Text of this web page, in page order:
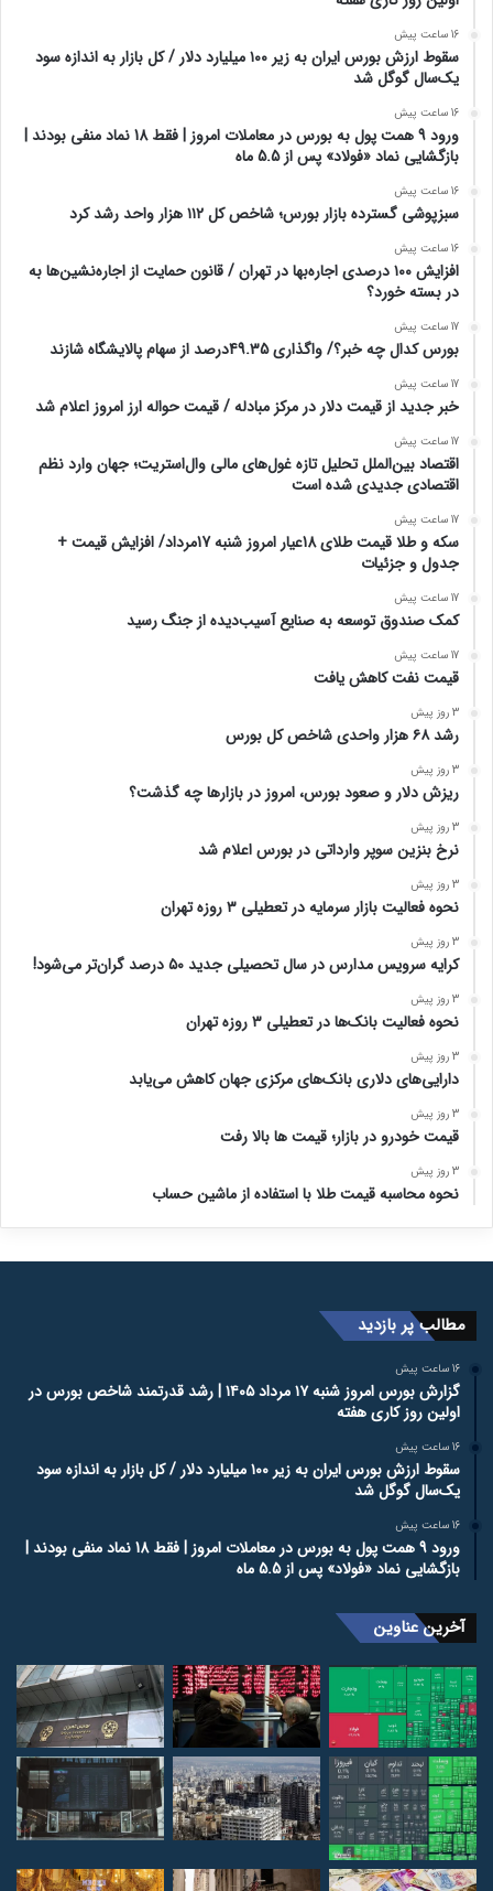
16 ساعت پیش
سقوط ارزش بورس ایران به زیر ۱۰۰ میلیارد دلار / کل بازار به اندازه سود
یک‌سال گوگل شد
16 ساعت پیش
ورود 9 همت پول به بورس در معاملات امروز | فقط 18 نماد منفی بودند |
بازگشایی نماد «فولاد» پس از 5.5 ماه
16 ساعت پیش
سبزپوشی گسترده بازار بورس؛ شاخص کل ۱۱۲ هزار واحد رشد کرد
16 ساعت پیش
افزایش ۱۰۰ درصدی اجاره‌بها در تهران / قانون حمایت از اجاره‌نشین‌ها به
در بسته خورد؟
17 ساعت پیش
بورس کدال چه خبر؟/ واگذاری 49.35درصد از سهام پالایشگاه شازند
17 ساعت پیش
خبر جدید از قیمت دلار در مرکز مبادله / قیمت حواله ارز امروز اعلام شد
17 ساعت پیش
اقتصاد بین‌الملل تحلیل تازه غول‌های مالی وال‌استریت؛ جهان وارد نظم
اقتصادی جدیدی شده است
17 ساعت پیش
سکه و طلا قیمت طلای 18عیار امروز شنبه 17مرداد/ افزایش قیمت +
جدول و جزئیات
17 ساعت پیش
کمک صندوق توسعه به صنایع آسیب‌دیده از جنگ رسید
17 ساعت پیش
قیمت نفت کاهش یافت
3 روز پیش
رشد ۶۸ هزار واحدی شاخص کل بورس
3 روز پیش
ریزش دلار و صعود بورس، امروز در بازارها چه گذشت؟
3 روز پیش
نرخ بنزین سوپر وارداتی در بورس اعلام شد
3 روز پیش
نحوه فعالیت بازار سرمایه در تعطیلی ۳ روزه تهران
3 روز پیش
کرایه سرویس مدارس در سال تحصیلی جدید ۵۰ درصد گران‌تر می‌شود!
3 روز پیش
نحوه فعالیت بانک‌ها در تعطیلی ۳ روزه تهران
3 روز پیش
دارایی‌های دلاری بانک‌های مرکزی جهان کاهش می‌یابد
3 روز پیش
قیمت خودرو در بازار؛ قیمت ها بالا رفت
3 روز پیش
نحوه محاسبه قیمت طلا با استفاده از ماشین حساب
مطالب پر بازدید
16 ساعت پیش
گزارش بورس امروز شنبه ۱۷ مرداد ۱۴۰۵ | رشد قدرتمند شاخص بورس در
اولین روز کاری هفته
16 ساعت پیش
سقوط ارزش بورس ایران به زیر ۱۰۰ میلیارد دلار / کل بازار به اندازه سود
یک‌سال گوگل شد
16 ساعت پیش
ورود 9 همت پول به بورس در معاملات امروز | فقط 18 نماد منفی بودند |
بازگشایی نماد «فولاد» پس از 5.5 ماه
آخرین عناوین